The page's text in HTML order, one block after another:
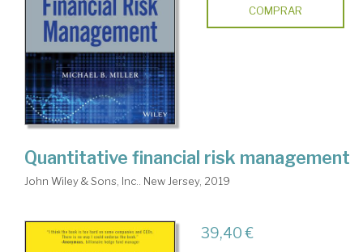
COMPRAR
Quantitative financial risk management
John Wiley & Sons, Inc.. New Jersey, 2019
39,40 €